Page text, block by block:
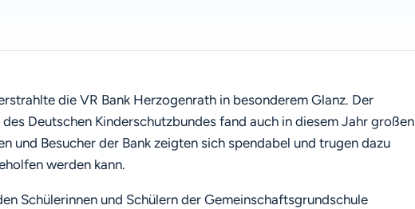
die VR Bank Herzogenrath in besonderem Glanz. Der
Deutschen Kinderschutzbundes fand auch in diesem Jahr großen
und Besucher der Bank zeigten sich spendabel und trugen dazu
werden kann.
Schülerinnen und Schülern der Gemeinschaftsgrundschule